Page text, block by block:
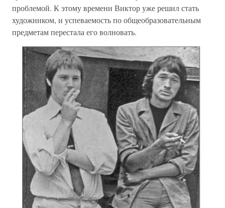
проблемой. К этому времени Виктор уже решил стать
художником, и успеваемость по общеобразовательным
предметам перестала его волновать.